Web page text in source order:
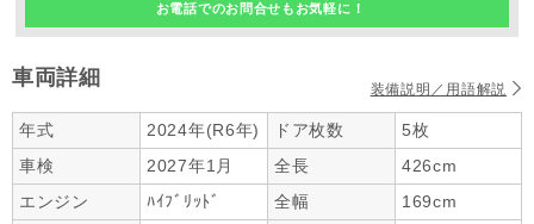
お電話でのお問合せもお気軽に！
車両詳細 装備説明／用語解説
年式 2024年(R6年) ドア枚数
5枚
車検
2027年1月 全長
426cm
エンジン
ﾊｲﾌﾞﾘｯﾄﾞ 全幅
169cm